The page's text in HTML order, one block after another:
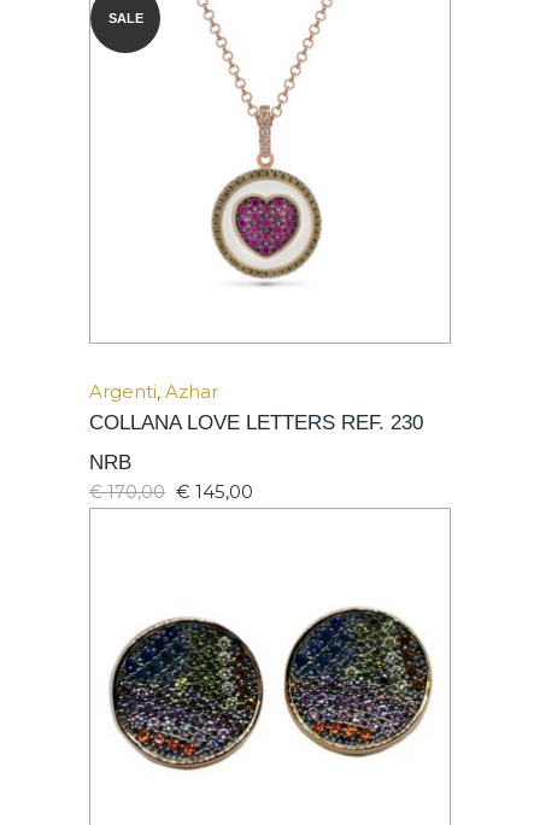
SALE
Argenti, Azhar
COLLANA LOVE LETTERS REF. 230
NRB
€170,00 € 145,00